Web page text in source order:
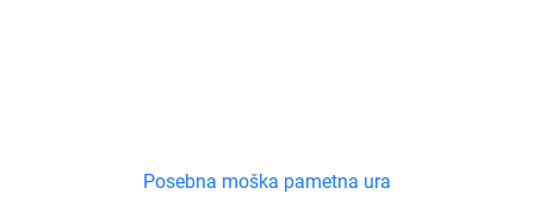
Posebna moška pametna ura